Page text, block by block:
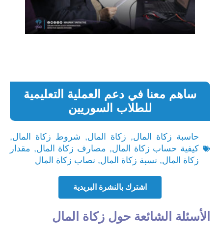
ساهم معنا في دعم العملية التعليمية
للطلاب السوريين
حاسبة زكاة المال, زكاة المال, شروط زكاة المال,
كيفية حساب زكاة المال, مصارف زكاة المال, مقدار
زكاة المال, نسبة زكاة المال, نصاب زكاة المال
اشترك بالنشرة البريدية
الأسئلة الشائعة حول زكاة المال